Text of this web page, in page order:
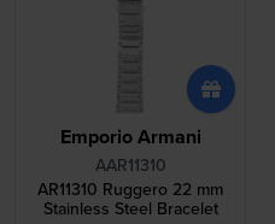
Emporio Armani
AAR11310
AR11310 Ruggero 22 mm
Stainless Steel Bracelet